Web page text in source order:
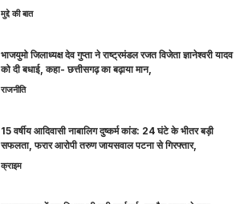
मुद्दे की बात
भाजयुमो जिलाध्यक्ष देव गुप्ता ने राष्ट्रमंडल रजत विजेता ज्ञानेश्वरी यादव
को दी बधाई, कहा- छत्तीसगढ़ का बढ़ाया मान,
राजनीति
15 वर्षीय आदिवासी नाबालिग दुष्कर्म कांड: 24 घंटे के भीतर बड़ी
सफलता, फरार आरोपी तरुण जायसवाल पटना से गिरफ्तार,
क्राइम